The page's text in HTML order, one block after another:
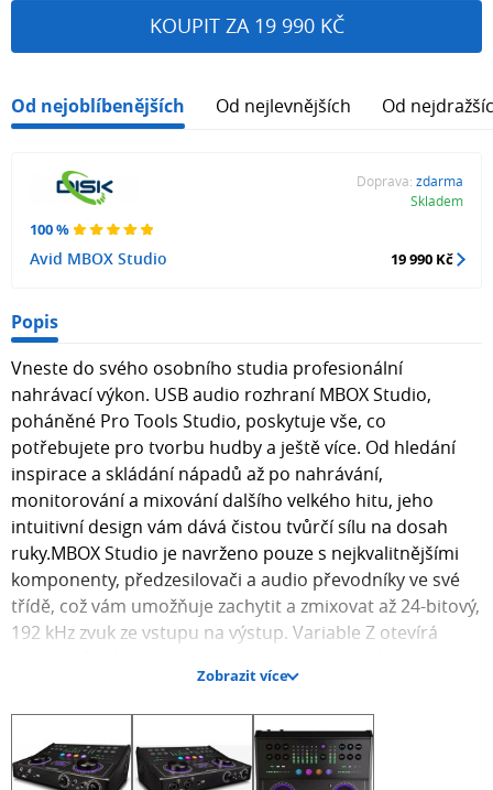
KOUPIT ZA 19 990 KČ
Od nejoblíbenějších Od nejlevnějších Od
100 %
Avid MBOX Studio
Doprava: zdarma
Skladem
19 990 Kč
Popis
Vneste do svého osobního studia profesionální
nahrávací výkon. USB audio rozhraní MBOX Studio,
poháněné Pro Tools Studio, poskytuje vše, co
potřebujete pro tvorbu hudby a ještě více. Od hledání
inspirace a skládání nápadů až po nahrávání,
monitorování a mixování dalšího velkého hitu, jeho
intuitivní design vám dává čistou tvůrčí sílu na dosah
ruky.MBOX Studio je navrženo pouze s nejkvalitnějšími
komponenty, předzesilovači a audio převodníky ve své
třídě, což vám umožňuje zachytit a zmixovat až 24-bitový,
192 kHz zvuk ze vstupu na výstup. Variable Z otevírá
ekvalizérem v reálném čase, delayem a reverbem, plus
nezávislým cue mixováním, můžete podávat své nejlepší
výkony s trackováním s nízkou latencí. Zapojte se a
hrajte ihned s Pro Tools Studio, MBOX Ignition Pack a
Zobrazit více